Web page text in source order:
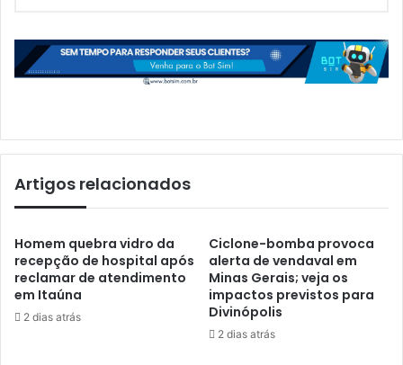
Artigos relacionados
Homem quebra vidro da
recepção de hospital após
reclamar de atendimento
em Itaúna
2 dias atrás
Ciclone-bomba provoca
alerta de vendaval em
Minas Gerais; veja os
impactos previstos para
Divinópolis
2 dias atrás